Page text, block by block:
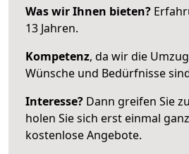
Was wir Ihnen bieten?
13 Jahren.
Kompetenz, da wir die
Wünsche und Bedürfnisse
Interesse? Dann greifen Sie
holen Sie sich erst einmal
kostenlose Angebote.